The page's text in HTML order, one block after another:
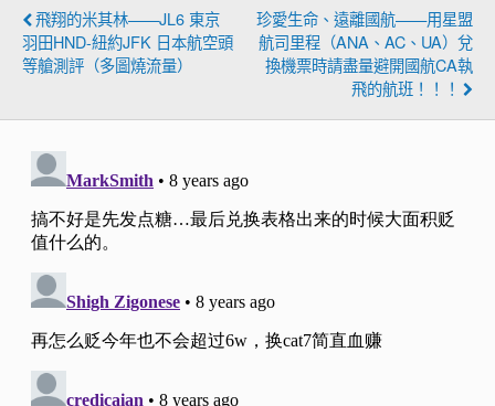
飛翔的米其林——JL6 東京
羽田HND-紐約JFK 日本航空頭
等艙測評（多圖燒流量）
珍愛生命、遠離國航——用星盟
航司里程（ANA、AC、UA）兌
換機票時請盡量避開國航CA執
飛的航班！！！